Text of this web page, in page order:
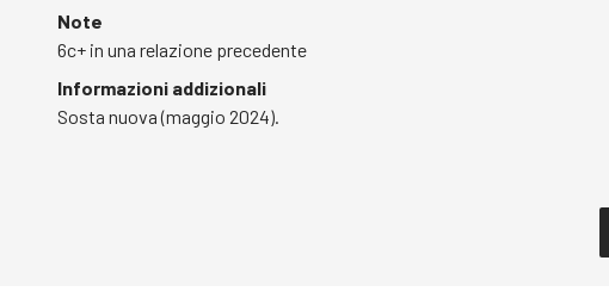
Note
6c+ in una relazione precedente
Informazioni addizionali
Sosta nuova (maggio 2024).